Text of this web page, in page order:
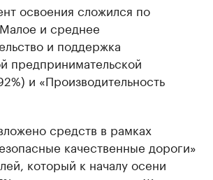
освоения сложился по
и среднее
и поддержка
предпринимательской
и «Производительность
средств в рамках
качественные дороги»
который к началу осени